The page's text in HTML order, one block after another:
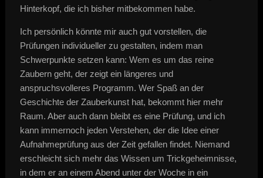
Hinterkopf, die ich bisher mitbekommen habe.
Ich persönlich könnte mir auch gut vorstellen, die
Prüfungen individueller zu gestalten, indem man
Schwerpunkte setzen kann: Wem es um das reine
Zaubern geht, der zeigt ein längeres und
anspruchsvolleres Programm. Wer Spaß an der
Geschichte der Zauberkunst hat, bekommt hier mehr
Raum. Aber auch dann bleibt es eine Prüfung, und ich
kann immernoch jeden Verstehen, der die Idee einer
Aufnahmeprüfung aus der Zeit gefallen findet. Niemand
erschleicht sich mehr das Wissen um Trickgeheimnisse,
in dem er an einem Abend unter der Woche in ein